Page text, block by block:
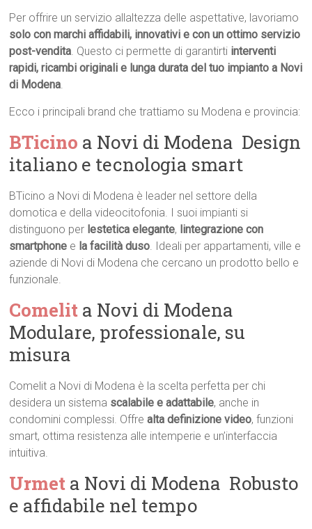
Per offrire un servizio allaltezza delle aspettative, lavoriamo
solo con marchi affidabili, innovativi e con un ottimo servizio
post-vendita. Questo ci permette di garantirti interventi
rapidi, ricambi originali e lunga durata del tuo impianto a Novi
di Modena.
Ecco i principali brand che trattiamo su Modena e provincia:
BTicino a Novi di Modena  Design
italiano e tecnologia smart
BTicino a Novi di Modena è leader nel settore della
domotica e della videocitofonia. I suoi impianti si
distinguono per lestetica elegante, lintegrazione con
smartphone e la facilità duso. Ideali per appartamenti, ville e
aziende di Novi di Modena che cercano un prodotto bello e
funzionale.
Comelit a Novi di Modena 
Modulare, professionale, su
misura
Comelit a Novi di Modena è la scelta perfetta per chi
desidera un sistema scalabile e adattabile, anche in
condomini complessi. Offrealta definizione video, funzioni
smart, ottima resistenza alle intemperie e un’interfaccia
intuitiva.
Urmet a Novi di Modena  Robusto
e affidabile nel tempo